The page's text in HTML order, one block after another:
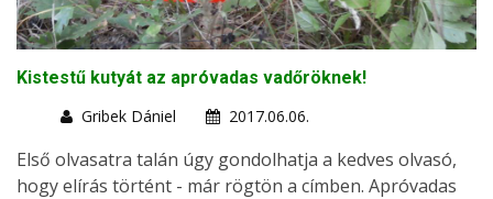
Kistestű kutyát az apróvadas vadőröknek!
Gribek Dániel
2017.06.06.
Első olvasatra talán úgy gondolhatja a kedves olvasó,
hogy elírás történt - már rögtön a címben. Apróvadas